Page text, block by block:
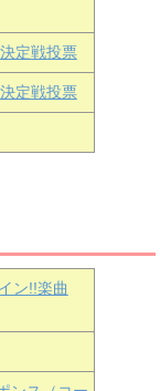
定戦投票
定戦投票
ン!!楽曲